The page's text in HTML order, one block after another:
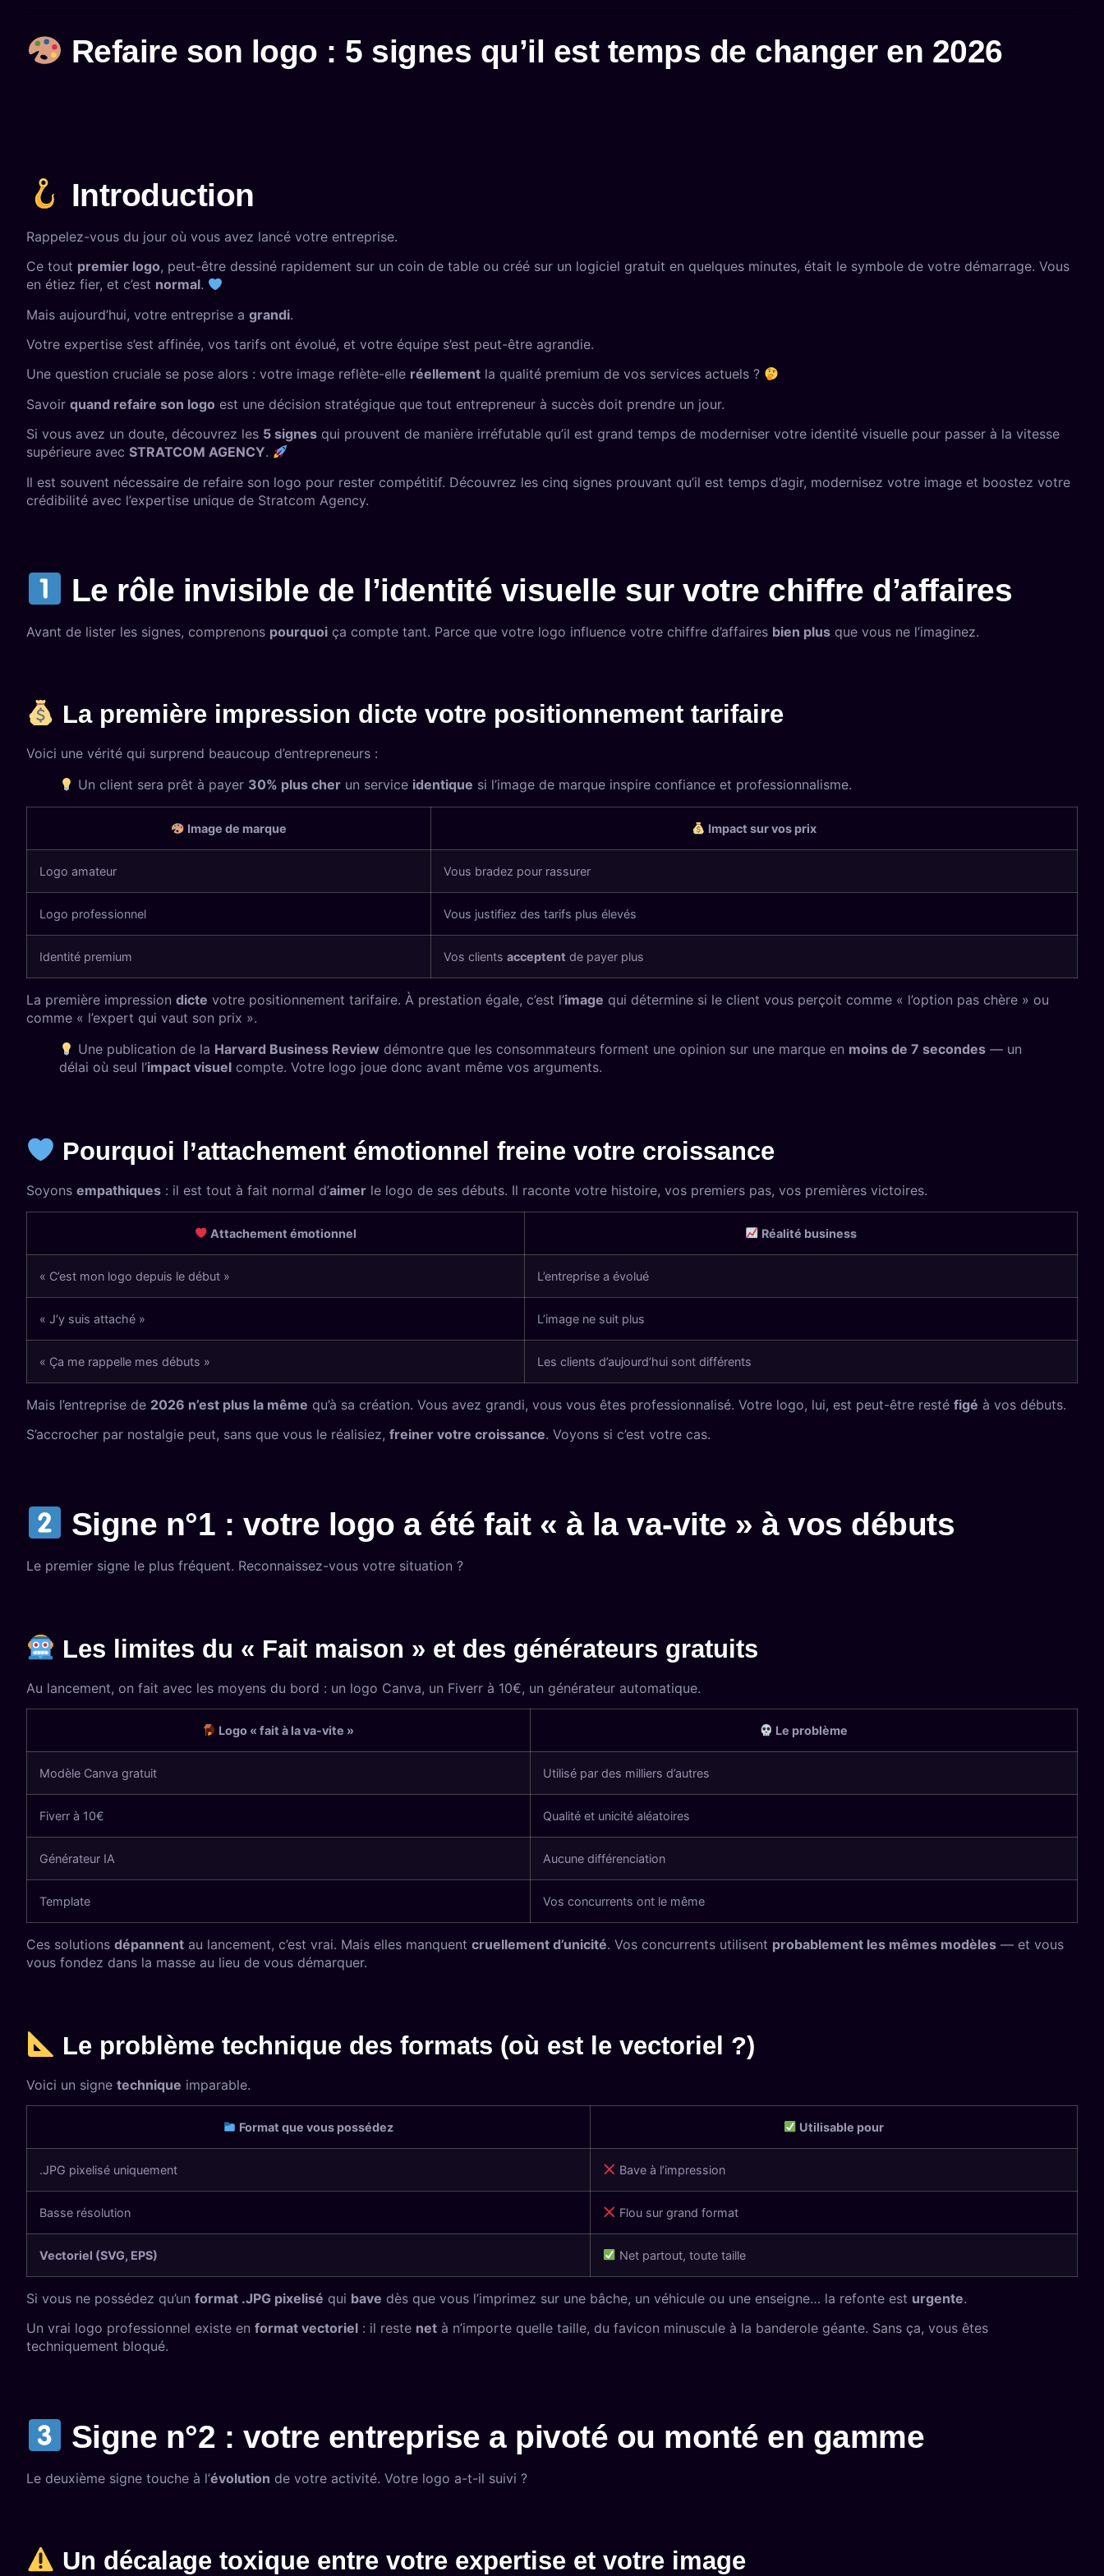
Refaire son logo : 5 signes qu’il est temps de changer en 2026
Introduction
Rappelez-vous du jour où vous avez lancé votre entreprise.
Ce tout premier logo, peut-être dessiné rapidement sur un coin de table ou créé sur un logiciel gratuit en quelques minutes, était le symbole de votre démarrage. Vous
en étiez fier, et c’est normal.
Mais aujourd’hui, votre entreprise a grandi.
Votre expertise s’est affinée, vos tarifs ont évolué, et votre équipe s’est peut-être agrandie.
Une question cruciale se pose alors : votre image reflète-elle réellement la qualité premium de vos services actuels ?
Savoir quand refaire son logo est une décision stratégique que tout entrepreneur à succès doit prendre un jour.
Si vous avez un doute, découvrez les 5 signes qui prouvent de manière irréfutable qu’il est grand temps de moderniser votre identité visuelle pour passer à la vitesse
supérieure avec STRATCOM AGENCY.
Il est souvent nécessaire de refaire son logo pour rester compétitif. Découvrez les cinq signes prouvant qu’il est temps d’agir, modernisez votre image et boostez votre
crédibilité avec l’expertise unique de Stratcom Agency.
Le rôle invisible de l’identité visuelle sur votre chiffre d’affaires
Avant de lister les signes, comprenons pourquoi ça compte tant. Parce que votre logo influence votre chiffre d’affaires bien plus que vous ne l’imaginez.
La première impression dicte votre positionnement tarifaire
Voici une vérité qui surprend beaucoup d’entrepreneurs :
Un client sera prêt à payer 30% plus cher un service identique si l’image de marque inspire confiance et professionnalisme.
Image de marque Impact sur vos prix
Logo amateur Vous bradez pour rassurer
Logo professionnel Vous justifiez des tarifs plus élevés
Identité premium Vos clients acceptent de payer plus
La première impression dicte votre positionnement tarifaire. À prestation égale, c’est l’image qui détermine si le client vous perçoit comme « l’option pas chère » ou
comme « l’expert qui vaut son prix ».
Une publication de la Harvard Business Review démontre que les consommateurs forment une opinion sur une marque en moins de 7 secondes — un
délai où seul l’impact visuel compte. Votre logo joue donc avant même vos arguments.
Pourquoi l’attachement émotionnel freine votre croissance
Soyons empathiques : il est tout à fait normal d’aimer le logo de ses débuts. Il raconte votre histoire, vos premiers pas, vos premières victoires.
Attachement émotionnel Réalité business
« C’est mon logo depuis le début » L’entreprise a évolué
« J’y suis attaché » L’image ne suit plus
« Ça me rappelle mes débuts » Les clients d’aujourd’hui sont différents
Mais l’entreprise de 2026 n’est plus la même qu’à sa création. Vous avez grandi, vous vous êtes professionnalisé. Votre logo, lui, est peut-être resté figé à vos débuts.
S’accrocher par nostalgie peut, sans que vous le réalisiez, freiner votre croissance. Voyons si c’est votre cas.
Signe n°1 : votre logo a été fait « à la va-vite » à vos débuts
Le premier signe le plus fréquent. Reconnaissez-vous votre situation ?
Les limites du « Fait maison » et des générateurs gratuits
Au lancement, on fait avec les moyens du bord : un logo Canva, un Fiverr à 10€, un générateur automatique.
Logo « fait à la va-vite » Le problème
Modèle Canva gratuit Utilisé par des milliers d’autres
Fiverr à 10€ Qualité et unicité aléatoires
Générateur IA Aucune différenciation
Template Vos concurrents ont le même
Ces solutions dépannent au lancement, c’est vrai. Mais elles manquent cruellement d’unicité. Vos concurrents utilisent probablement les mêmes modèles — et vous
vous fondez dans la masse au lieu de vous démarquer.
Le problème technique des formats (où est le vectoriel ?)
Voici un signe technique imparable.
Format que vous possédez Utilisable pour
.JPG pixelisé uniquement Bave à l’impression
Basse résolution Flou sur grand format
Vectoriel (SVG, EPS) Net partout, toute taille
Si vous ne possédez qu’un format .JPG pixelisé qui bave dès que vous l’imprimez sur une bâche, un véhicule ou une enseigne… la refonte est urgente.
Un vrai logo professionnel existe en format vectoriel : il reste net à n’importe quelle taille, du favicon minuscule à la banderole géante. Sans ça, vous êtes
techniquement bloqué.
Signe n°2 : votre entreprise a pivoté ou monté en gamme
Le deuxième signe touche à l’évolution de votre activité. Votre logo a-t-il suivi ?
Un décalage toxique entre votre expertise et votre image